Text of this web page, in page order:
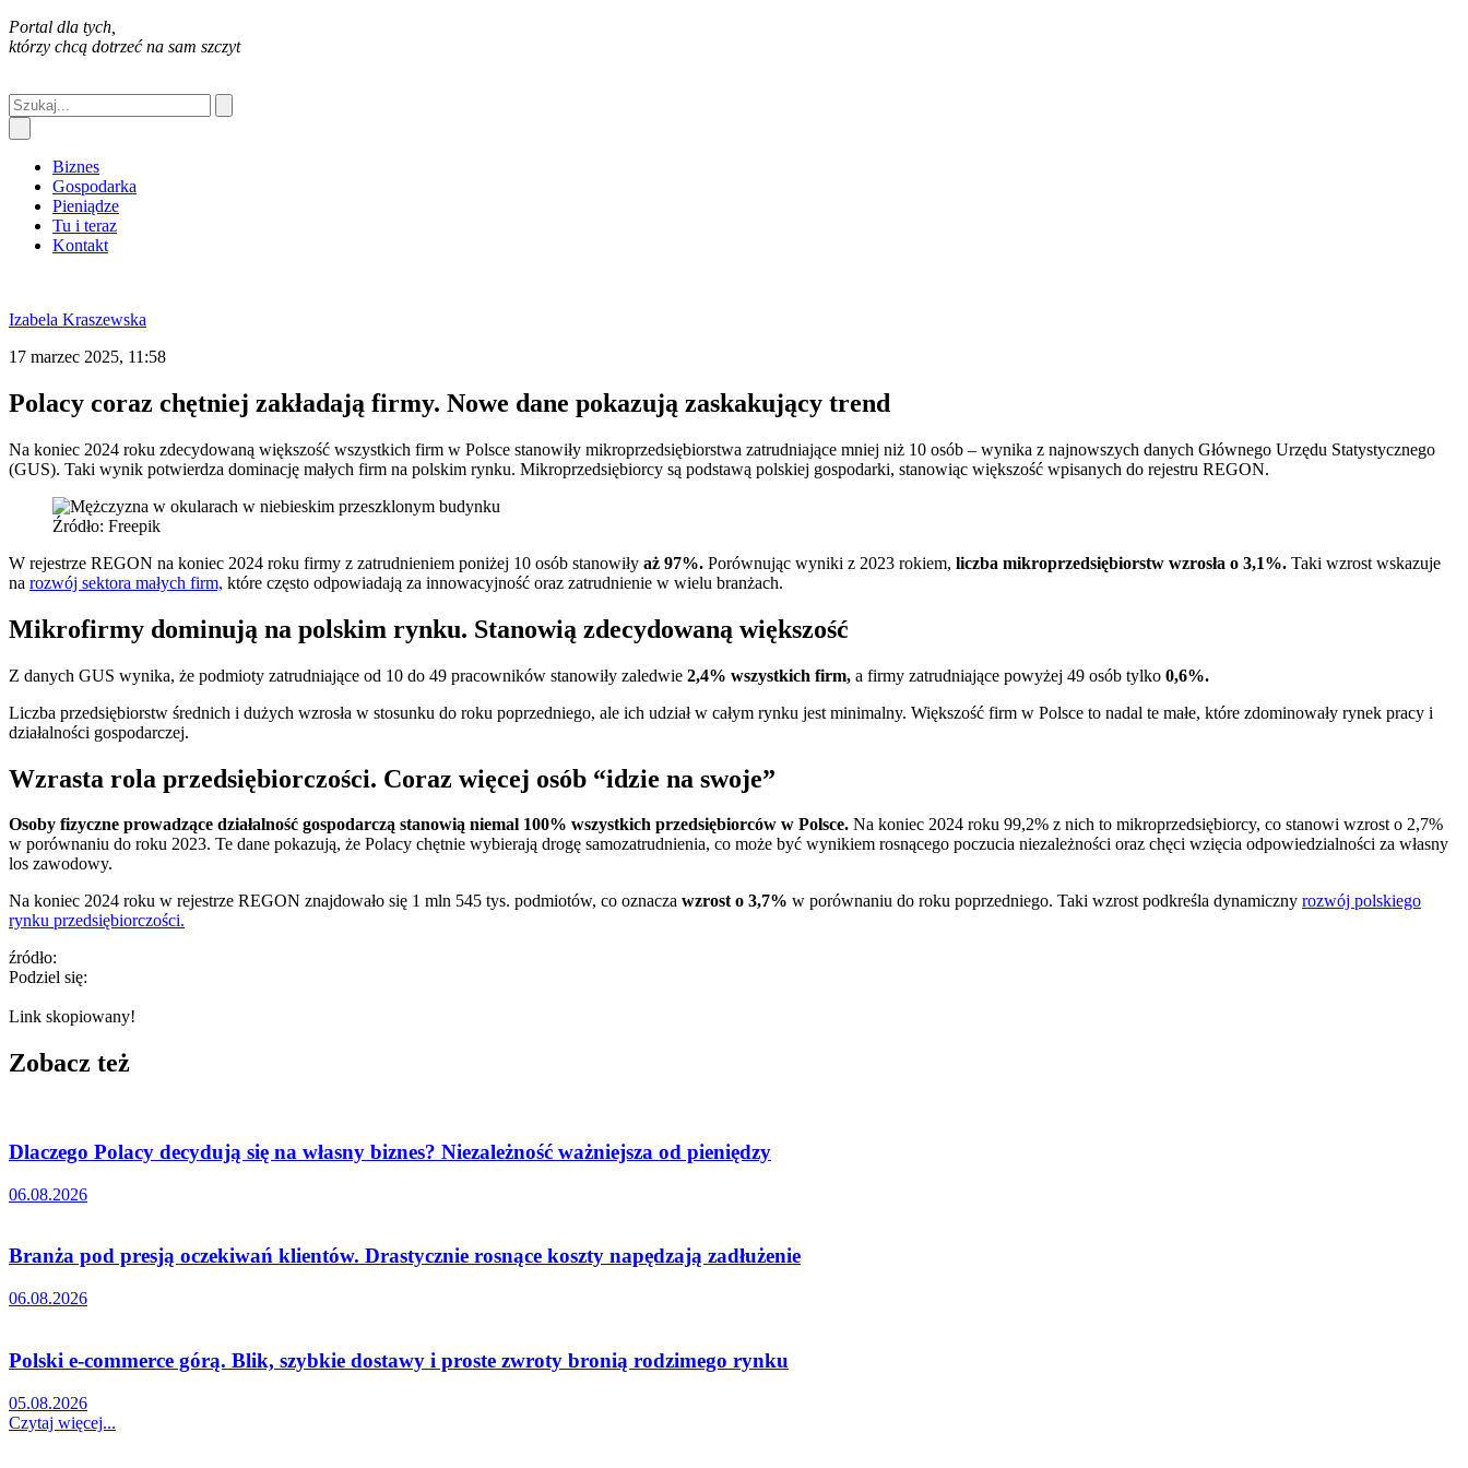
Portal dla tych,
którzy chcą dotrzeć na sam szczyt
Biznes
Gospodarka
Pieniądze
Tu i teraz
Kontakt
Izabela Kraszewska
17 marzec 2025, 11:58
Polacy coraz chętniej zakładają firmy. Nowe dane pokazują zaskakujący trend
Na koniec 2024 roku zdecydowaną większość wszystkich firm w Polsce stanowiły mikroprzedsiębiorstwa zatrudniające mniej niż 10 osób – wynika z najnowszych danych Głównego Urzędu Statystycznego
(GUS). Taki wynik potwierdza dominację małych firm na polskim rynku. Mikroprzedsiębiorcy są podstawą polskiej gospodarki, stanowiąc większość wpisanych do rejestru REGON.
Źródło: Freepik
W rejestrze REGON na koniec 2024 roku firmy z zatrudnieniem poniżej 10 osób stanowiły aż 97%. Porównując wyniki z 2023 rokiem, liczba mikroprzedsiębiorstw wzrosła o 3,1%. Taki wzrost wskazuje
na rozwój sektora małych firm, które często odpowiadają za innowacyjność oraz zatrudnienie w wielu branżach.
Mikrofirmy dominują na polskim rynku. Stanowią zdecydowaną większość
Z danych GUS wynika, że podmioty zatrudniające od 10 do 49 pracowników stanowiły zaledwie 2,4% wszystkich firm, a firmy zatrudniające powyżej 49 osób tylko 0,6%.
Liczba przedsiębiorstw średnich i dużych wzrosła w stosunku do roku poprzedniego, ale ich udział w całym rynku jest minimalny. Większość firm w Polsce to nadal te małe, które zdominowały rynek pracy i
działalności gospodarczej.
Wzrasta rola przedsiębiorczości. Coraz więcej osób “idzie na swoje”
Osoby fizyczne prowadzące działalność gospodarczą stanowią niemal 100% wszystkich przedsiębiorców w Polsce. Na koniec 2024 roku 99,2% z nich to mikroprzedsiębiorcy, co stanowi wzrost o 2,7%
w porównaniu do roku 2023. Te dane pokazują, że Polacy chętnie wybierają drogę samozatrudnienia, co może być wynikiem rosnącego poczucia niezależności oraz chęci wzięcia odpowiedzialności za własny
los zawodowy.
Na koniec 2024 roku w rejestrze REGON znajdowało się 1 mln 545 tys. podmiotów, co oznacza wzrost o 3,7% w porównaniu do roku poprzedniego. Taki wzrost podkreśla dynamiczny rozwój polskiego
rynku przedsiębiorczości.
źródło:
Podziel się:
Link skopiowany!
Zobacz też
Dlaczego Polacy decydują się na własny biznes? Niezależność ważniejsza od pieniędzy
06.08.2026
Branża pod presją oczekiwań klientów. Drastycznie rosnące koszty napędzają zadłużenie
06.08.2026
Polski e-commerce górą. Blik, szybkie dostawy i proste zwroty bronią rodzimego rynku
05.08.2026
Czytaj więcej...